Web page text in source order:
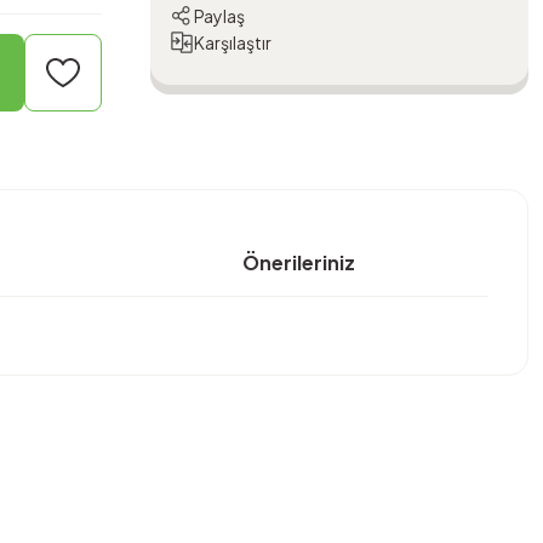
Paylaş
Karşılaştır
Önerileriniz